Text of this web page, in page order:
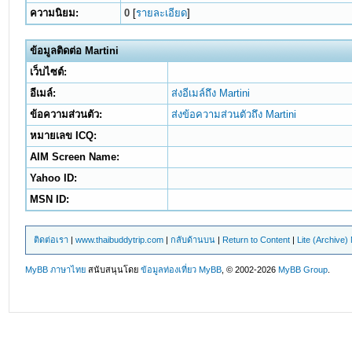
ความนิยม:
0 [รายละเอียด]
ข้อมูลติดต่อ Martini
เว็บไซต์:
อีเมล์:
ส่งอีเมล์ถึง Martini
ข้อความส่วนตัว:
ส่งข้อความส่วนตัวถึง Martini
หมายเลข ICQ:
AIM Screen Name:
Yahoo ID:
MSN ID:
ติดต่อเรา |www.thaibuddytrip.com |กลับด้านบน | Return to Content | Lite (Archive)
MyBB ภาษาไทย สนับสนุนโดยข้อมูลท่องเที่ยว MyBB , © 2002-2026MyBB Group